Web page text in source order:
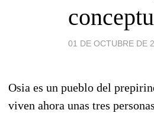
01 DE OCTUBRE DE
Osia es un pueblo del
viven ahora unas tres